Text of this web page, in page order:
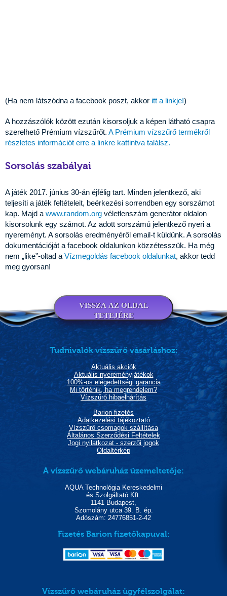
(Ha nem látszódna a facebook poszt, akkor itt a linkje!)
A hozzászólók között ezután kisorsoljuk a képen látható csapra
szerelhető Prémium vízszűrőt. A Prémium vízszűrő termékről
részletes információt erre a linkre kattintva találsz.
Sorsolás szabályai
A játék 2017. június 30-án éjfélig tart. Minden jelentkező, aki
teljesíti a játék feltételeit, beérkezési sorrendben egy sorszámot
kap. Majd a www.random.org véletlenszám generátor oldalon
kisorsolunk egy számot. Az adott sorszámú jelentkező nyeri a
nyereményt. A sorsolás eredményéről email-t küldünk. A sorsolás
dokumentációját a facebook oldalunkon közzétesszük. Ha még
nem „like”-oltad a Vízmegoldás facebook oldalunkat, akkor tedd
meg gyorsan!
VISSZA AZ OLDAL
TETEJÉRE
Tudnivalók vízszűrő vásárláshoz:
Aktuális akciók
Aktuális nyereményjátékok
100%-os elégedettségi garancia
Mi történik, ha megrendelem?
Vízszűrő hibaelhárítás
Barion fizetés
Adatkezelési tájékoztató
Vízszűrő csomagok szállítása
Általános Szerződési Feltételek
Jogi nyilatkozat - szerzői jogok
Oldaltérkép
A vízszűrő webáruház üzemeltetője:
AQUA Technológia Kereskedelmi
és Szolgáltató Kft.
1141 Budapest,
Szomolány utca 39. B. ép.
Adószám: 24776851-2-42
Fizetés Barion fizetőkapuval:
Vízszűrő webáruház ügyfélszolgálat: